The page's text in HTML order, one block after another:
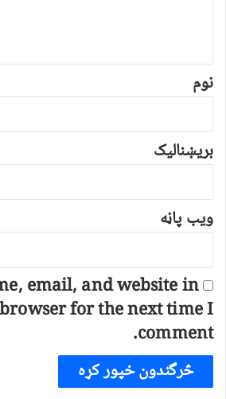
*
نوم
بریښنالیک
ویب پاڼه
email, and website in
for the next time I
comment.